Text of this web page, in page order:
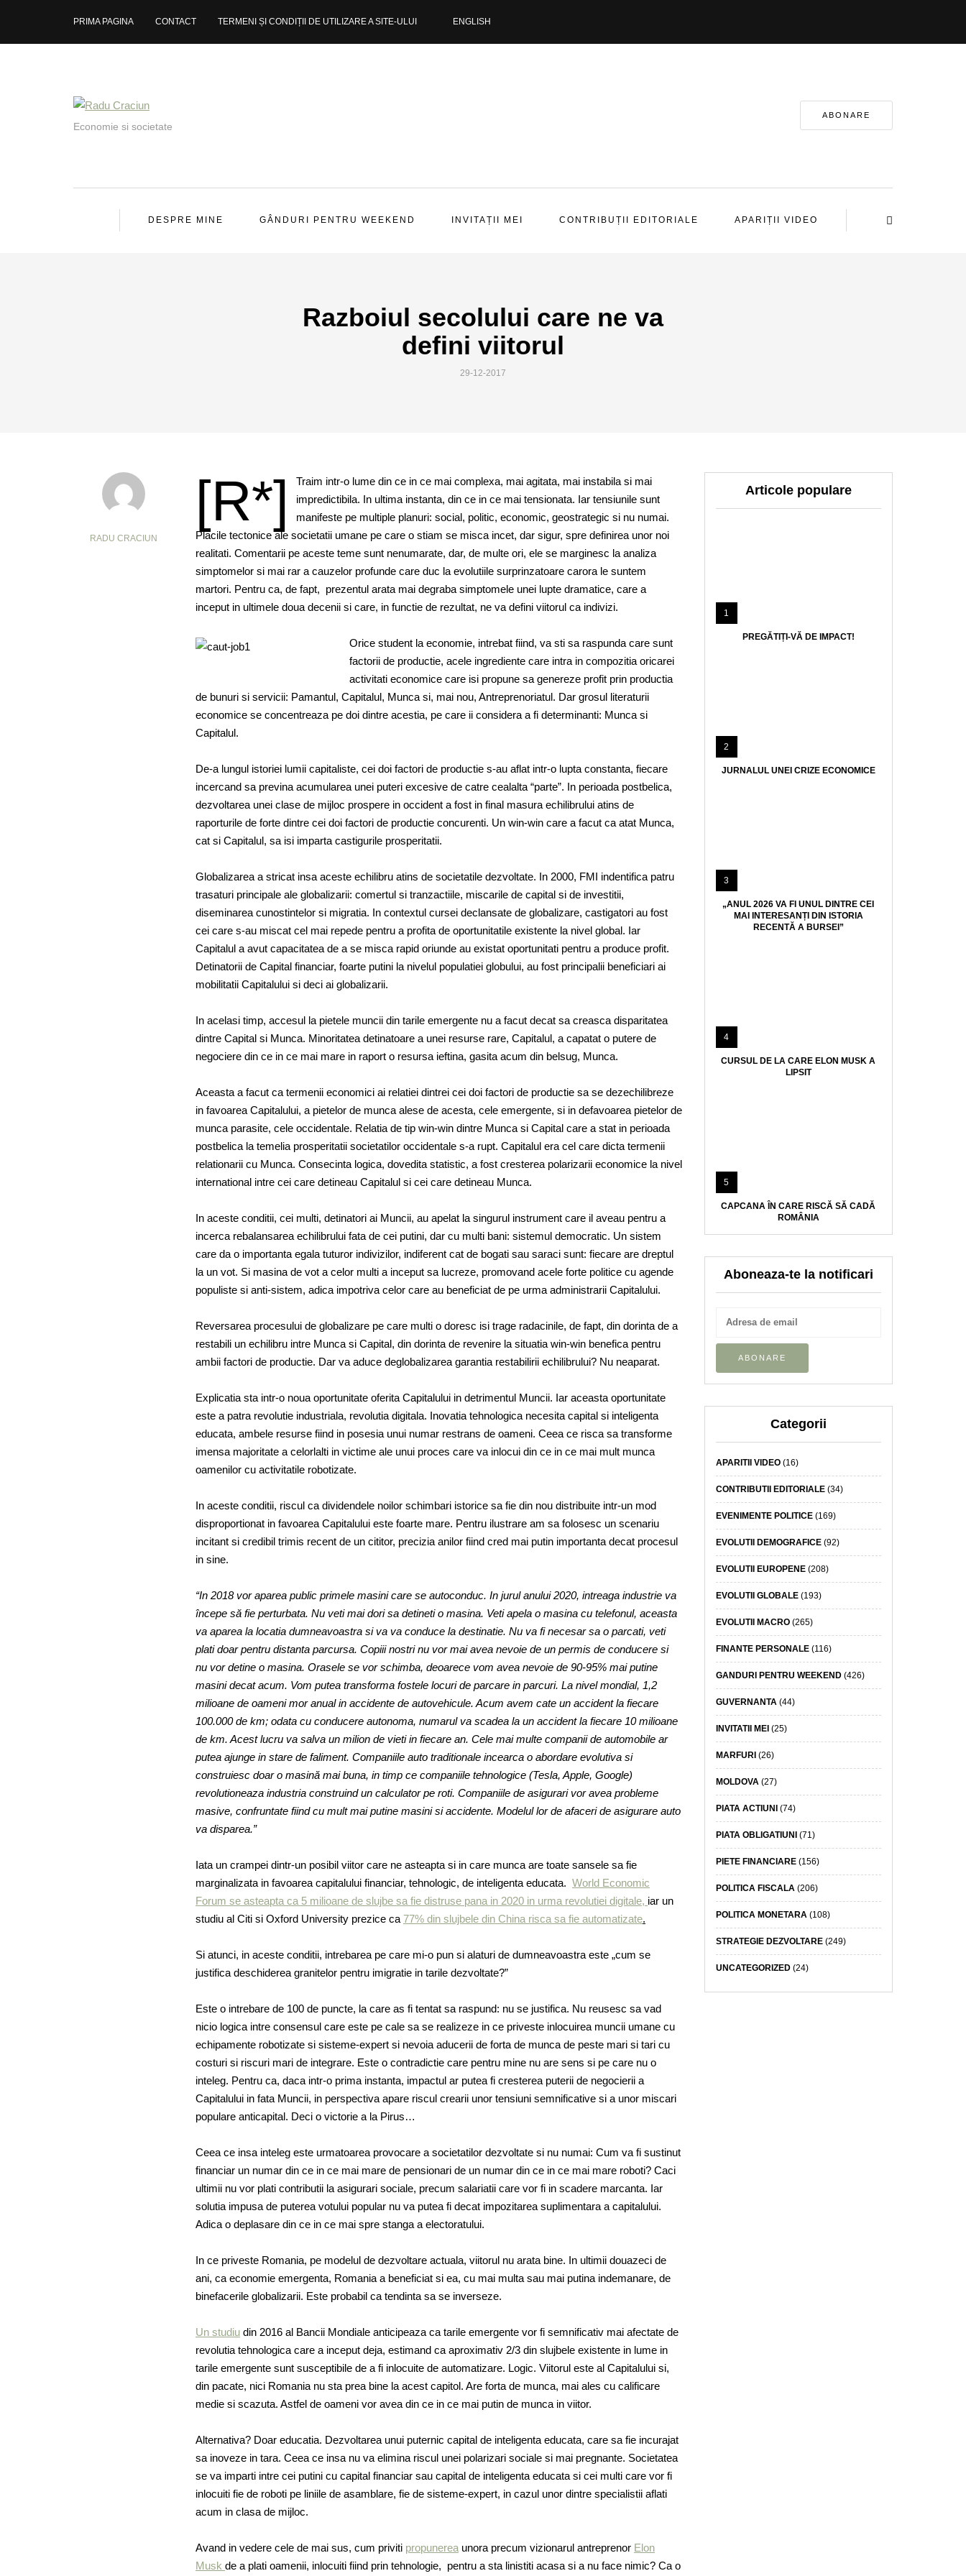
PRIMA PAGINA CONTACT TERMENI ȘI CONDIȚII DE UTILIZARE A SITE-ULUI ENGLISH
Economie si societate
ABONARE
DESPRE MINE GÂNDURI PENTRU WEEKEND INVITAȚII MEI CONTRIBUȚII EDITORIALE APARIȚII VIDEO
Razboiul secolului care ne va
defini viitorul
29-12-2017
RADU CRACIUN
[R*]
Traim intr-o lume din ce in ce mai complexa, mai agitata, mai instabila si mai
impredictibila. In ultima instanta, din ce in ce mai tensionata. Iar tensiunile sunt
manifeste pe multiple planuri: social, politic, economic, geostrategic si nu numai.
Placile tectonice ale societatii umane pe care o stiam se misca incet, dar sigur, spre definirea unor noi
realitati. Comentarii pe aceste teme sunt nenumarate, dar, de multe ori, ele se marginesc la analiza
simptomelor si mai rar a cauzelor profunde care duc la evolutiile surprinzatoare carora le suntem
martori. Pentru ca, de fapt, prezentul arata mai degraba simptomele unei lupte dramatice, care a
inceput in ultimele doua decenii si care, in functie de rezultat, ne va defini viitorul ca indivizi.
Orice student la economie, intrebat fiind, va sti sa raspunda care sunt
factorii de productie, acele ingrediente care intra in compozitia oricarei
activitati economice care isi propune sa genereze profit prin productia
de bunuri si servicii: Pamantul, Capitalul, Munca si, mai nou, Antreprenoriatul. Dar grosul literaturii
economice se concentreaza pe doi dintre acestia, pe care ii considera a fi determinanti: Munca si
Capitalul.
De-a lungul istoriei lumii capitaliste, cei doi factori de productie s-au aflat intr-o lupta constanta, fiecare
incercand sa previna acumularea unei puteri excesive de catre cealalta “parte”. In perioada postbelica,
dezvoltarea unei clase de mijloc prospere in occident a fost in final masura echilibrului atins de
raporturile de forte dintre cei doi factori de productie concurenti. Un win-win care a facut ca atat Munca,
cat si Capitalul, sa isi imparta castigurile prosperitatii.
Globalizarea a stricat insa aceste echilibru atins de societatile dezvoltate. In 2000, FMI indentifica patru
trasaturi principale ale globalizarii: comertul si tranzactiile, miscarile de capital si de investitii,
diseminarea cunostintelor si migratia. In contextul cursei declansate de globalizare, castigatori au fost
cei care s-au miscat cel mai repede pentru a profita de oportunitatile existente la nivel global. Iar
Capitalul a avut capacitatea de a se misca rapid oriunde au existat oportunitati pentru a produce profit.
Detinatorii de Capital financiar, foarte putini la nivelul populatiei globului, au fost principalii beneficiari ai
mobilitatii Capitalului si deci ai globalizarii.
In acelasi timp, accesul la pietele muncii din tarile emergente nu a facut decat sa creasca disparitatea
dintre Capital si Munca. Minoritatea detinatoare a unei resurse rare, Capitalul, a capatat o putere de
negociere din ce in ce mai mare in raport o resursa ieftina, gasita acum din belsug, Munca.
Aceasta a facut ca termenii economici ai relatiei dintrei cei doi factori de productie sa se dezechilibreze
in favoarea Capitalului, a pietelor de munca alese de acesta, cele emergente, si in defavoarea pietelor de
munca parasite, cele occidentale. Relatia de tip win-win dintre Munca si Capital care a stat in perioada
postbelica la temelia prosperitatii societatilor occidentale s-a rupt. Capitalul era cel care dicta termenii
relationarii cu Munca. Consecinta logica, dovedita statistic, a fost cresterea polarizarii economice la nivel
international intre cei care detineau Capitalul si cei care detineau Munca.
In aceste conditii, cei multi, detinatori ai Muncii, au apelat la singurul instrument care il aveau pentru a
incerca rebalansarea echilibrului fata de cei putini, dar cu multi bani: sistemul democratic. Un sistem
care da o importanta egala tuturor indivizilor, indiferent cat de bogati sau saraci sunt: fiecare are dreptul
la un vot. Si masina de vot a celor multi a inceput sa lucreze, promovand acele forte politice cu agende
populiste si anti-sistem, adica impotriva celor care au beneficiat de pe urma administrarii Capitalului.
Reversarea procesului de globalizare pe care multi o doresc isi trage radacinile, de fapt, din dorinta de a
restabili un echilibru intre Munca si Capital, din dorinta de revenire la situatia win-win benefica pentru
ambii factori de productie. Dar va aduce deglobalizarea garantia restabilirii echilibrului? Nu neaparat.
Explicatia sta intr-o noua oportunitate oferita Capitalului in detrimentul Muncii. Iar aceasta oportunitate
este a patra revolutie industriala, revolutia digitala. Inovatia tehnologica necesita capital si inteligenta
educata, ambele resurse fiind in posesia unui numar restrans de oameni. Ceea ce risca sa transforme
imensa majoritate a celorlalti in victime ale unui proces care va inlocui din ce in ce mai mult munca
oamenilor cu activitatile robotizate.
In aceste conditii, riscul ca dividendele noilor schimbari istorice sa fie din nou distribuite intr-un mod
disproportionat in favoarea Capitalului este foarte mare. Pentru ilustrare am sa folosesc un scenariu
incitant si credibil trimis recent de un cititor, precizia anilor fiind cred mai putin importanta decat procesul
in sine.
“In 2018 vor aparea public primele masini care se autoconduc. In jurul anului 2020, intreaga industrie va
începe să fie perturbata. Nu veti mai dori sa detineti o masina. Veti apela o masina cu telefonul, aceasta
va aparea la locatia dumneavoastra si va va conduce la destinatie. Nu va fi necesar sa o parcati, veti
plati doar pentru distanta parcursa. Copiii nostri nu vor mai avea nevoie de un permis de conducere si
nu vor detine o masina. Orasele se vor schimba, deoarece vom avea nevoie de 90-95% mai putine
masini decat acum. Vom putea transforma fostele locuri de parcare in parcuri. La nivel mondial, 1,2
milioane de oameni mor anual in accidente de autovehicule. Acum avem cate un accident la fiecare
100.000 de km; odata cu conducere autonoma, numarul va scadea la un accident la fiecare 10 milioane
de km. Acest lucru va salva un milion de vieti in fiecare an. Cele mai multe companii de automobile ar
putea ajunge in stare de faliment. Companiile auto traditionale incearca o abordare evolutiva si
construiesc doar o masină mai buna, in timp ce companiile tehnologice (Tesla, Apple, Google)
revolutioneaza industria construind un calculator pe roti. Companiile de asigurari vor avea probleme
masive, confruntate fiind cu mult mai putine masini si accidente. Modelul lor de afaceri de asigurare auto
va disparea.”
Iata un crampei dintr-un posibil viitor care ne asteapta si in care munca are toate sansele sa fie
marginalizata in favoarea capitalului financiar, tehnologic, de inteligenta educata. World Economic
Forum se asteapta ca 5 milioane de slujbe sa fie distruse pana in 2020 in urma revolutiei digitale, iar un
studiu al Citi si Oxford University prezice ca 77% din slujbele din China risca sa fie automatizate.
Si atunci, in aceste conditii, intrebarea pe care mi-o pun si alaturi de dumneavoastra este „cum se
justifica deschiderea granitelor pentru imigratie in tarile dezvoltate?”
Este o intrebare de 100 de puncte, la care as fi tentat sa raspund: nu se justifica. Nu reusesc sa vad
nicio logica intre consensul care este pe cale sa se realizeze in ce priveste inlocuirea muncii umane cu
echipamente robotizate si sisteme-expert si nevoia aducerii de forta de munca de peste mari si tari cu
costuri si riscuri mari de integrare. Este o contradictie care pentru mine nu are sens si pe care nu o
inteleg. Pentru ca, daca intr-o prima instanta, impactul ar putea fi cresterea puterii de negocierii a
Capitalului in fata Muncii, in perspectiva apare riscul crearii unor tensiuni semnificative si a unor miscari
populare anticapital. Deci o victorie a la Pirus…
Ceea ce insa inteleg este urmatoarea provocare a societatilor dezvoltate si nu numai: Cum va fi sustinut
financiar un numar din ce in ce mai mare de pensionari de un numar din ce in ce mai mare roboti? Caci
ultimii nu vor plati contributii la asigurari sociale, precum salariatii care vor fi in scadere marcanta. Iar
solutia impusa de puterea votului popular nu va putea fi decat impozitarea suplimentara a capitalului.
Adica o deplasare din ce in ce mai spre stanga a electoratului.
In ce priveste Romania, pe modelul de dezvoltare actuala, viitorul nu arata bine. In ultimii douazeci de
ani, ca economie emergenta, Romania a beneficiat si ea, cu mai multa sau mai putina indemanare, de
binefacerile globalizarii. Este probabil ca tendinta sa se inverseze.
Un studiu din 2016 al Bancii Mondiale anticipeaza ca tarile emergente vor fi semnificativ mai afectate de
revolutia tehnologica care a inceput deja, estimand ca aproximativ 2/3 din slujbele existente in lume in
tarile emergente sunt susceptibile de a fi inlocuite de automatizare. Logic. Viitorul este al Capitalului si,
din pacate, nici Romania nu sta prea bine la acest capitol. Are forta de munca, mai ales cu calificare
medie si scazuta. Astfel de oameni vor avea din ce in ce mai putin de munca in viitor.
Alternativa? Doar educatia. Dezvoltarea unui puternic capital de inteligenta educata, care sa fie incurajat
sa inoveze in tara. Ceea ce insa nu va elimina riscul unei polarizari sociale si mai pregnante. Societatea
se va imparti intre cei putini cu capital financiar sau capital de inteligenta educata si cei multi care vor fi
inlocuiti fie de roboti pe liniile de asamblare, fie de sisteme-expert, in cazul unor dintre specialistii aflati
acum in clasa de mijloc.
Avand in vedere cele de mai sus, cum priviti propunerea unora precum vizionarul antreprenor Elon
Musk de a plati oamenii, inlocuiti fiind prin tehnologie, pentru a sta linistiti acasa si a nu face nimic? Ca o
Articole populare
1
PREGĂTIȚI-VĂ DE IMPACT!
2
JURNALUL UNEI CRIZE ECONOMICE
3
„ANUL 2026 VA FI UNUL DINTRE CEI
MAI INTERESANȚI DIN ISTORIA
RECENTĂ A BURSEI”
4
CURSUL DE LA CARE ELON MUSK A
LIPSIT
5
CAPCANA ÎN CARE RISCĂ SĂ CADĂ
ROMÂNIA
Aboneaza-te la notificari
Categorii
APARITII VIDEO(16)
CONTRIBUTII EDITORIALE(34)
EVENIMENTE POLITICE(169)
EVOLUTII DEMOGRAFICE(92)
EVOLUTII EUROPENE(208)
EVOLUTII GLOBALE(193)
EVOLUTII MACRO(265)
FINANTE PERSONALE(116)
GANDURI PENTRU WEEKEND(426)
GUVERNANTA(44)
INVITATII MEI (25)
MARFURI (26)
MOLDOVA(27)
PIATA ACTIUNI (74)
PIATA OBLIGATIUNI (71)
PIETE FINANCIARE(156)
POLITICA FISCALA(206)
POLITICA MONETARA(108)
STRATEGIE DEZVOLTARE(249)
UNCATEGORIZED(24)